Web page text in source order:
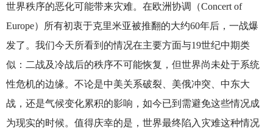
世界秩序的恶化可能带来灾难。在欧洲协调（Concert of
Europe）所有初衷于克里米亚被推翻的大约60年后，一战爆
发了。我们今天所看到的情况在主要方面与19世纪中期类
似：二战及冷战后的秩序不可能恢复，但世界尚未处于系统
性危机的边缘。不论是中美关系破裂、美俄冲突、中东大
战，还是气候变化累积的影响，如今已到需避免这些情况成
为现实的时候。值得庆幸的是，世界最终陷入灾难这种情况